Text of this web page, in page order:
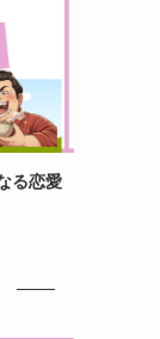
る恋愛